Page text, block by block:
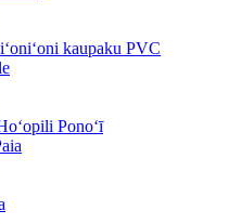
kaupaku PVC
Ponoʻī